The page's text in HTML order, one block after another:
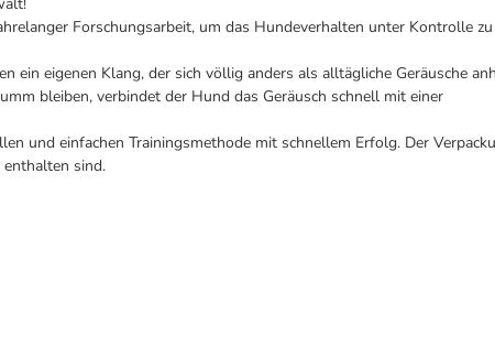
Forschungsarbeit, um das Hundeverhalten unter Kontrolle zu
ein eigenen Klang, der sich völlig anders als alltägliche Geräusche
bleiben, verbindet der Hund das Geräusch schnell mit einer
und einfachen Trainingsmethode mit schnellem Erfolg. Der
sind.